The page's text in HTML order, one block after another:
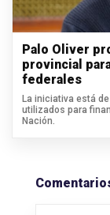
Palo Oliver
provincial
federales
La iniciativa está
utilizados para
Nación.